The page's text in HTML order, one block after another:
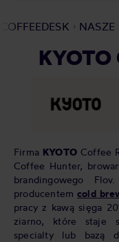
COFFEEDESK NASZE
Firma KYOTO Coffee
Coffee Hunter,
brandingowego
producentemcold
pracy z kawą sięga
ziarno, które staje
specialty lub bazą